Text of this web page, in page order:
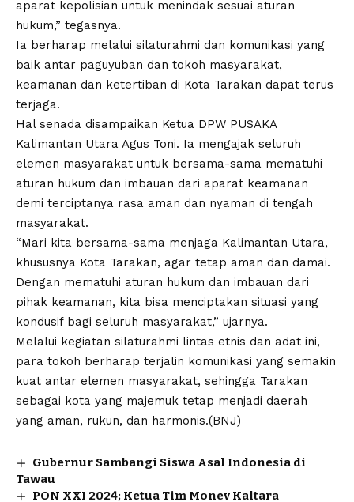
aparat kepolisian untuk menindak sesuai aturan
hukum,” tegasnya.
Ia berharap melalui silaturahmi dan komunikasi yang
baik antar paguyuban dan tokoh masyarakat,
keamanan dan ketertiban di Kota Tarakan dapat terus
terjaga.
Hal senada disampaikan Ketua DPW PUSAKA
Kalimantan Utara Agus Toni. Ia mengajak seluruh
elemen masyarakat untuk bersama-sama mematuhi
aturan hukum dan imbauan dari aparat keamanan
demi terciptanya rasa aman dan nyaman di tengah
masyarakat.
“Mari kita bersama-sama menjaga Kalimantan Utara,
khususnya Kota Tarakan, agar tetap aman dan damai.
Dengan mematuhi aturan hukum dan imbauan dari
pihak keamanan, kita bisa menciptakan situasi yang
kondusif bagi seluruh masyarakat,” ujarnya.
Melalui kegiatan silaturahmi lintas etnis dan adat ini,
para tokoh berharap terjalin komunikasi yang semakin
kuat antar elemen masyarakat, sehingga Tarakan
sebagai kota yang majemuk tetap menjadi daerah
yang aman, rukun, dan harmonis.(BNJ)
Gubernur Sambangi Siswa Asal Indonesia di
Tawau
PON XXI 2024; Ketua Tim Monev Kaltara